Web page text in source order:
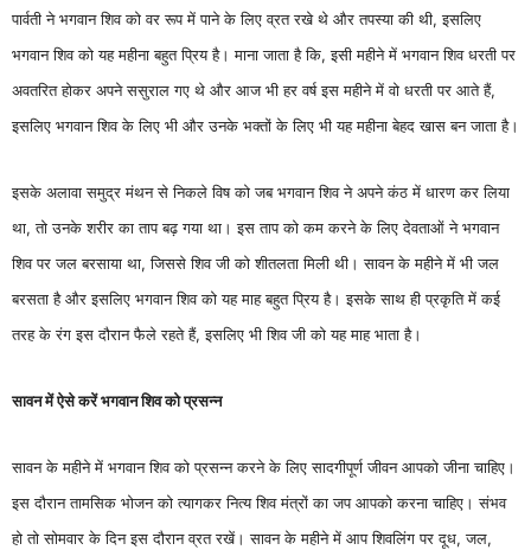
पार्वती ने भगवान शिव को वर रूप में पाने के लिए व्रत रखे थे और तपस्या की थी, इसलिए
भगवान शिव को यह महीना बहुत प्रिय है। माना जाता है कि, इसी महीने में भगवान शिव धरती पर
अवतरित होकर अपने ससुराल गए थे और आज भी हर वर्ष इस महीने में वो धरती पर आते हैं,
इसलिए भगवान शिव के लिए भी और उनके भक्तों के लिए भी यह महीना बेहद खास बन जाता है।
इसके अलावा समुद्र मंथन से निकले विष को जब भगवान शिव ने अपने कंठ में धारण कर लिया
था, तो उनके शरीर का ताप बढ़ गया था। इस ताप को कम करने के लिए देवताओं ने भगवान
शिव पर जल बरसाया था, जिससे शिव जी को शीतलता मिली थी। सावन के महीने में भी जल
बरसता है और इसलिए भगवान शिव को यह माह बहुत प्रिय है। इसके साथ ही प्रकृति में कई
तरह के रंग इस दौरान फैले रहते हैं, इसलिए भी शिव जी को यह माह भाता है।
सावन में ऐसे करें भगवान शिव को प्रसन्न
सावन के महीने में भगवान शिव को प्रसन्न करने के लिए सादगीपूर्ण जीवन आपको जीना चाहिए।
इस दौरान तामसिक भोजन को त्यागकर नित्य शिव मंत्रों का जप आपको करना चाहिए। संभव
हो तो सोमवार के दिन इस दौरान व्रत रखें। सावन के महीने में आप शिवलिंग पर दूध, जल,